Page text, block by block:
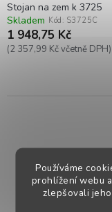
Používáme
prohlížení webu
zlepšovali
Stojan na zem k 3725
Skladem Kód: S3725C
1 948,75 Kč
(2 357,99 Kč včetně DPH)